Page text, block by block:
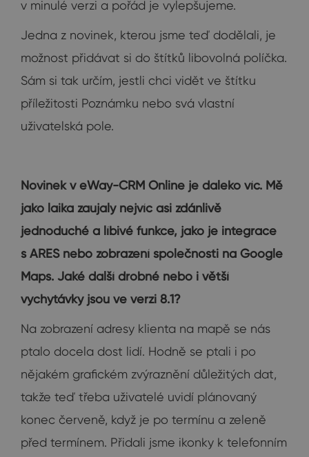
v minulé verzi a pořád je vylepšujeme.
Jedna z novinek, kterou jsme teď dodělali, je
možnost přidávat si do štítků libovolná políčka.
Sám si tak určím, jestli chci vidět ve štítku
příležitosti Poznámku nebo svá vlastní
uživatelská pole.
Novinek v eWay-CRM Online je daleko víc. Mě
jako laika zaujaly nejvíc asi zdánlivě
jednoduché a líbivé funkce, jako je integrace
s ARES nebo zobrazení společnosti na Google
Maps. Jaké další drobné nebo i větší
vychytávky jsou ve verzi 8.1?
Na zobrazení adresy klienta na mapě se nás
ptalo docela dost lidí. Hodně se ptali i po
nějakém grafickém zvýraznění důležitých dat,
takže teď třeba uživatelé uvidí plánovaný
konec červeně, když je po termínu a zeleně
před termínem. Přidali jsme ikonky k telefonním